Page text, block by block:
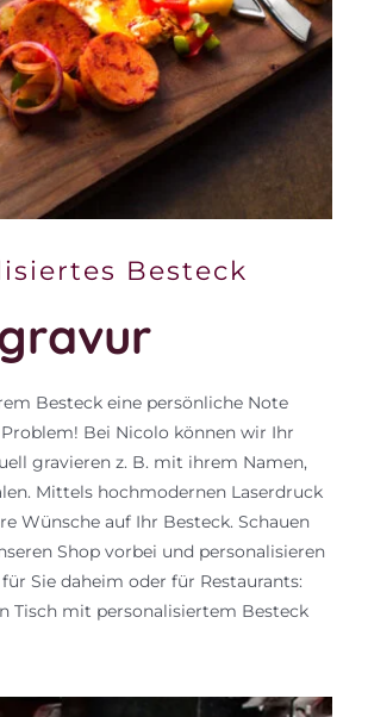
Besteck
Besteck eine persönliche Note
Bei Nicolo können wir Ihr
gravieren z. B. mit ihrem Namen,
Mittels hochmodernen Laserdruck
Wünsche auf Ihr Besteck. Schauen
Shop vorbei und personalisieren
Sie daheim oder für Restaurants:
Tisch mit personalisiertem Besteck